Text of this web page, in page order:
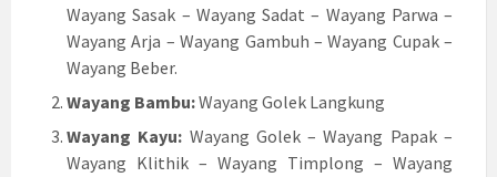
Wayang Sasak – Wayang Sadat – Wayang Parwa –
Wayang Arja – Wayang Gambuh – Wayang Cupak –
Wayang Beber.
Wayang Bambu:Wayang Golek Langkung
Wayang Kayu: Wayang Golek – Wayang Papak –
Wayang Klithik – Wayang Timplong – Wayang